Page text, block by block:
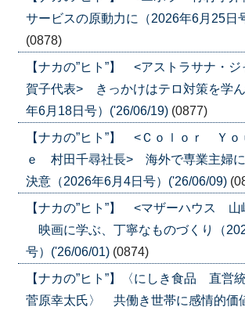
サービスの原動力に（2026年6月25日
(0878)
【ナカの”ヒト”】 <アストラサナ・
賀子代表> きっかけはテロ対策を学
年6月18日号）('26/06/19) (0877)
【ナカの”ヒト”】 <Ｃｏｌｏｒ Ｙ
ｅ 村田千尋社長> 海外で専業主婦
決意（2026年6月4日号）('26/06/09)
【ナカの”ヒト”】 <マザーハウス 山
映画に学ぶ、丁寧なものづくり（
号）('26/06/01) (0874)
【ナカの”ヒト”】〈にしき食品 直営
菅原幸太氏〉 共働き世帯に感情的価